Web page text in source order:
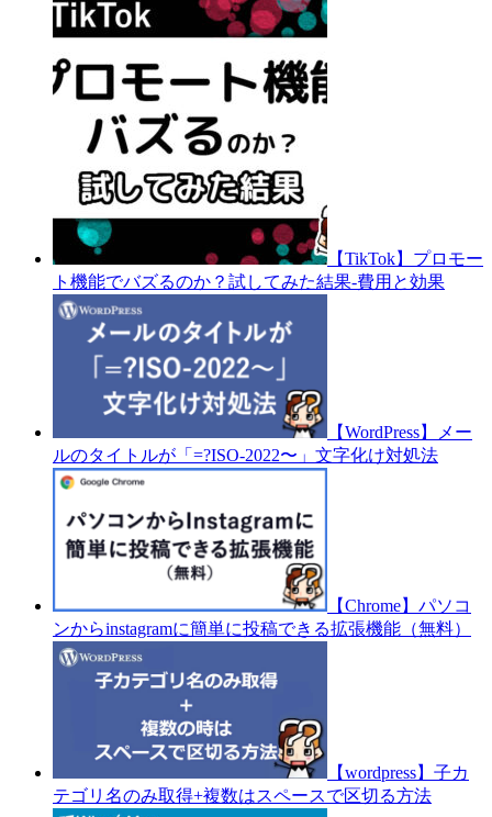
【TikTok】プロモー
ト機能でバズるのか？試してみた結果-費用と効果
【WordPress】メー
ルのタイトルが「=?ISO-2022〜」文字化け対処法
【Chrome】パソコ
ンからinstagramに簡単に投稿できる拡張機能（無料）
【wordpress】子カ
テゴリ名のみ取得+複数はスペースで区切る方法